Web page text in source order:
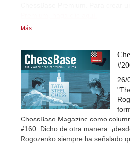
Más...
26/
ChessBase Magazine como
#160. Dicho de otra manera:
Rogozenko siempre ha señalado